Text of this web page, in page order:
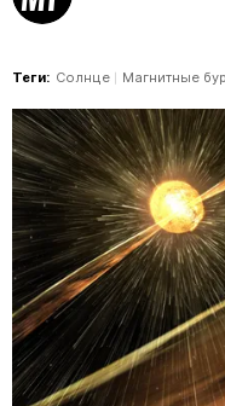
Теги: Солнце Магнитные